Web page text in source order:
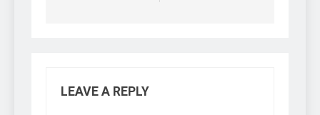
LEAVE A REPLY